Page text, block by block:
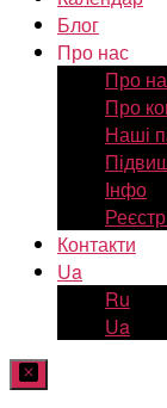
Блог
Про нас
Про
Про
Наші
Інфо
Контакти
Ua
Ru
Ua